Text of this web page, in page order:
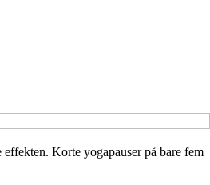
Korte yogapauser på bare fem